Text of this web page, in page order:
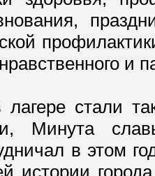
и
стали
Минута
в этом
истории